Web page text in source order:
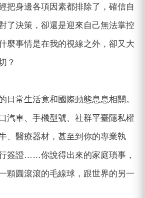
把身邊各項因素都排除了，確信自
了決策，卻還是迎來自己無法掌控
麼事情是在我的視線之外，卻又大
？
日常生活竟和國際動態息息相關。
汽車、手機型號、社群平臺隱私權
、醫療器材，甚至到你的專業執
簽證……你說得出來的家庭瑣事，
顆圓滾滾的毛線球，跟世界的另一